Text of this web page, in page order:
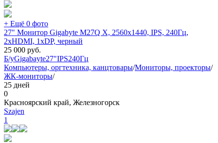
+ Ещё 0 фото
27" Монитор Gigabyte M27Q X, 2560x1440, IPS, 240Гц,
2хHDMI, 1хDP, черный
25 000 руб.
Б/уGigabayte27"IPS240Гц
Компьютеры, оргтехника, канцтовары/Мониторы, проекторы/
ЖК-мониторы/
25 дней
0
Красноярский край, Железногорск
Szajen
1